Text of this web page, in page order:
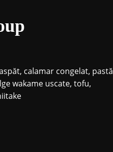
calamar congelat, pastă
wakame uscate, tofu,